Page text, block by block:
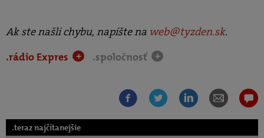
Ak ste našli chybu, napíšte na web@tyzden.sk.
.rádio Expres
+ .spoločnosť +
.teraz najčítanejšie